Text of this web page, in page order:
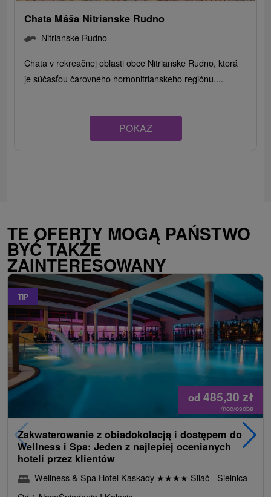
Chata Máša Nitrianske Rudno
Nitrianske Rudno
Chata v rekreačnej oblasti obce Nitrianske Rudno, ktorá
je súčasťou čarovného hornonitrianskeho regiónu....
POKAZ
TE OFERTY MOGĄ PAŃSTWO
BYĆ TAKŻE
ZAINTERESOWANY
TIP
od 485,30 zł
/noc/osoba
Zakwaterowanie z obiadokolacją i dostępem do
Wellness i Spa: Jeden z najlepiej ocenianych
hoteli przez klientów
Wellness & Spa Hotel Kaskady ★★★★ Sliač - Sielnica